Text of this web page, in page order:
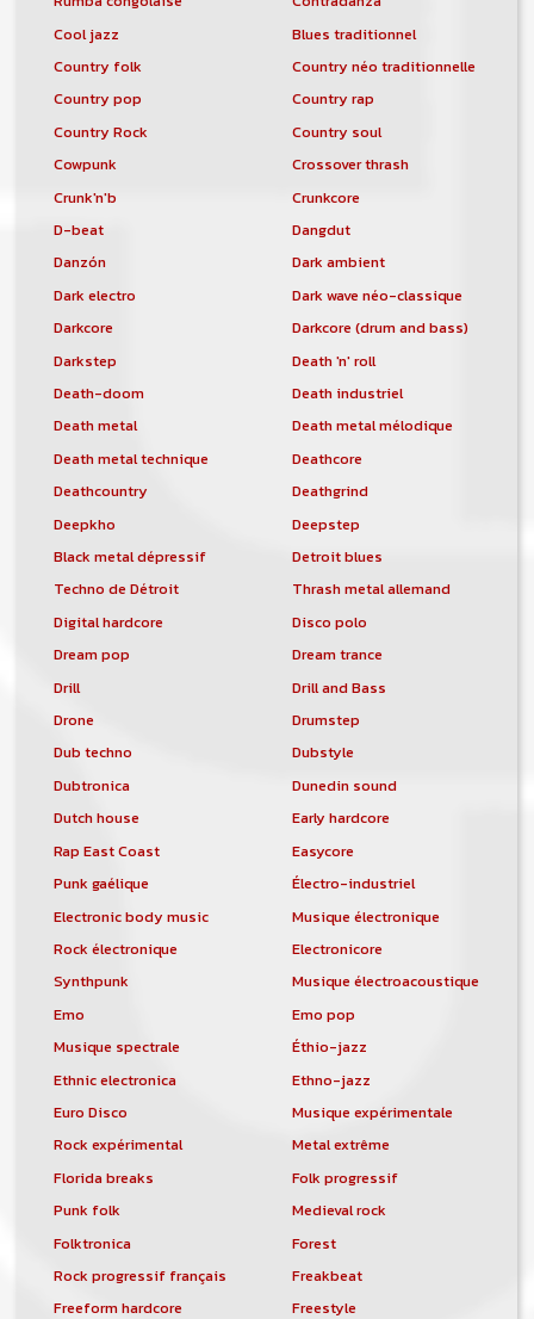
Cool jazz
Blues traditionnel
Country folk
Country néo traditionnelle
Country pop
Country rap
Country Rock
Country soul
Cowpunk
Crossover thrash
Crunk'n'b
Crunkcore
D-beat
Dangdut
Danzón
Dark ambient
Dark electro
Dark wave néo-classique
Darkcore
Darkcore (drum and bass)
Darkstep
Death 'n' roll
Death-doom
Death industriel
Death metal
Death metal mélodique
Death metal technique
Deathcore
Deathcountry
Deathgrind
Deepkho
Deepstep
Black metal dépressif
Detroit blues
Techno de Détroit
Thrash metal allemand
Digital hardcore
Disco polo
Dream pop
Dream trance
Drill
Drill and Bass
Drone
Drumstep
Dub techno
Dubstyle
Dubtronica
Dunedin sound
Dutch house
Early hardcore
Rap East Coast
Easycore
Punk gaélique
Électro-industriel
Electronic body music
Musique électronique
Rock électronique
Electronicore
Synthpunk
Musique électroacoustique
Emo
Emo pop
Musique spectrale
Éthio-jazz
Ethnic electronica
Ethno-jazz
Euro Disco
Musique expérimentale
Rock expérimental
Metal extrême
Florida breaks
Folk progressif
Punk folk
Medieval rock
Folktronica
Forest
Rock progressif français
Freakbeat
Freeform hardcore
Freestyle